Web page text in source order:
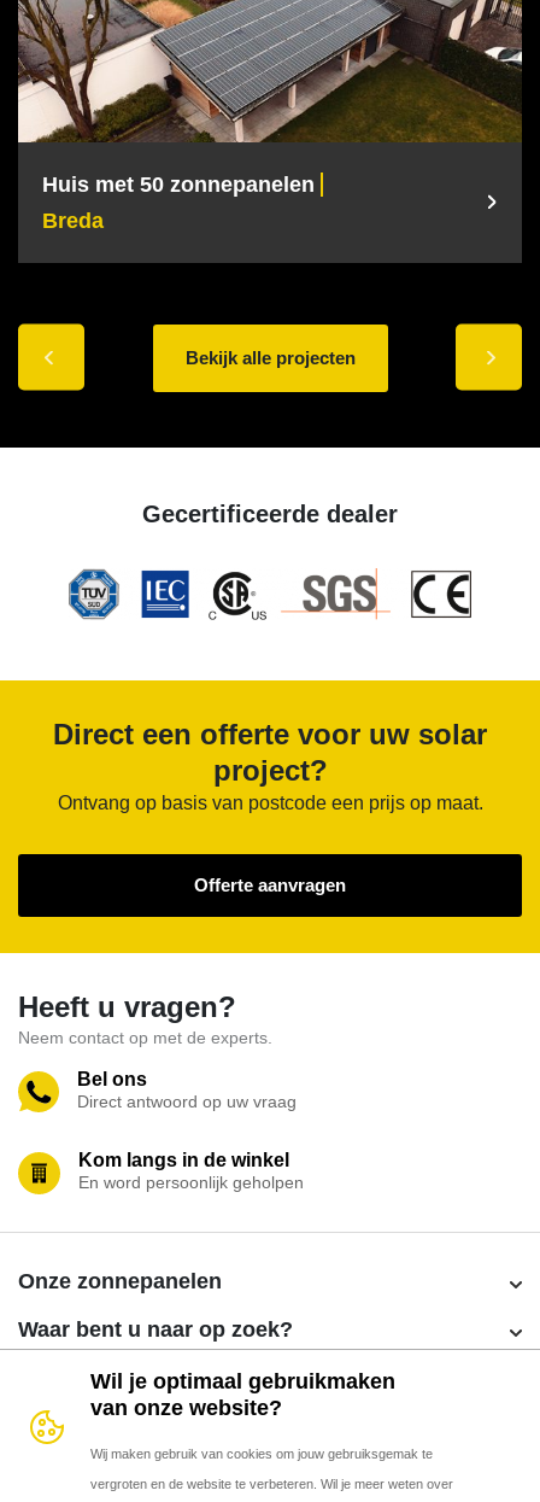
Wil je optimaal gebruikmaken
van onze website?
Wij maken gebruik van cookies om jouw gebruiksgemak te
vergroten en de website te verbeteren. Wil je meer weten over
Huis met 50 zonnepanelen
Breda
Bekijk alle projecten
Gecertificeerde dealer
Direct een offerte voor uw solar
project?
Ontvang op basis van postcode een prijs op maat.
Offerte aanvragen
Heeft u vragen?
Neem contact op met de experts.
Bel ons
Direct antwoord op uw vraag
Kom langs in de winkel
En word persoonlijk geholpen
Onze zonnepanelen
YMX-60PE-300M
YMX-60PD-365M Big Cells
YMX-60PE-310M
YMX-60PD-310M Bifacial
YMX-60PE-335M
Waar bent u naar op zoek?
Zakelijke zonnepanelen
Particuliere zonnepanelen
Partner worden?
Alle producten
Over YMX Euro
Contact
Disclaimer